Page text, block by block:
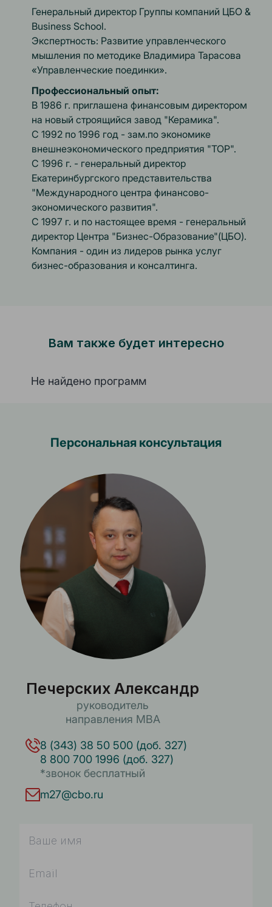
Генеральный директор Группы компаний ЦБО &
Business School.
Экспертность: Развитие управленческого
мышления по методике Владимира Тарасова
«Управленческие поединки».
Профессиональный опыт:
В 1986 г. приглашена финансовым директором
на новый строящийся завод "Керамика".
С 1992 по 1996 год - зам.по экономике
внешнеэкономического предприятия "ТОР".
С 1996 г. - генеральный директор
Екатеринбургского представительства
"Международного центра финансово-
экономического развития".
С 1997 г. и по настоящее время - генеральный
директор Центра "Бизнес-Образование"(ЦБО).
Компания - один из лидеров рынка услуг
бизнес-образования и консалтинга.
Вам также будет интересно
Не найдено программ
Персональная консультация
Печерских Александр
руководитель
направления MBA
8 (343) 38 50 500 (доб. 327)
8 800 700 1996 (доб. 327)
*звонок бесплатный
m27@cbo.ru